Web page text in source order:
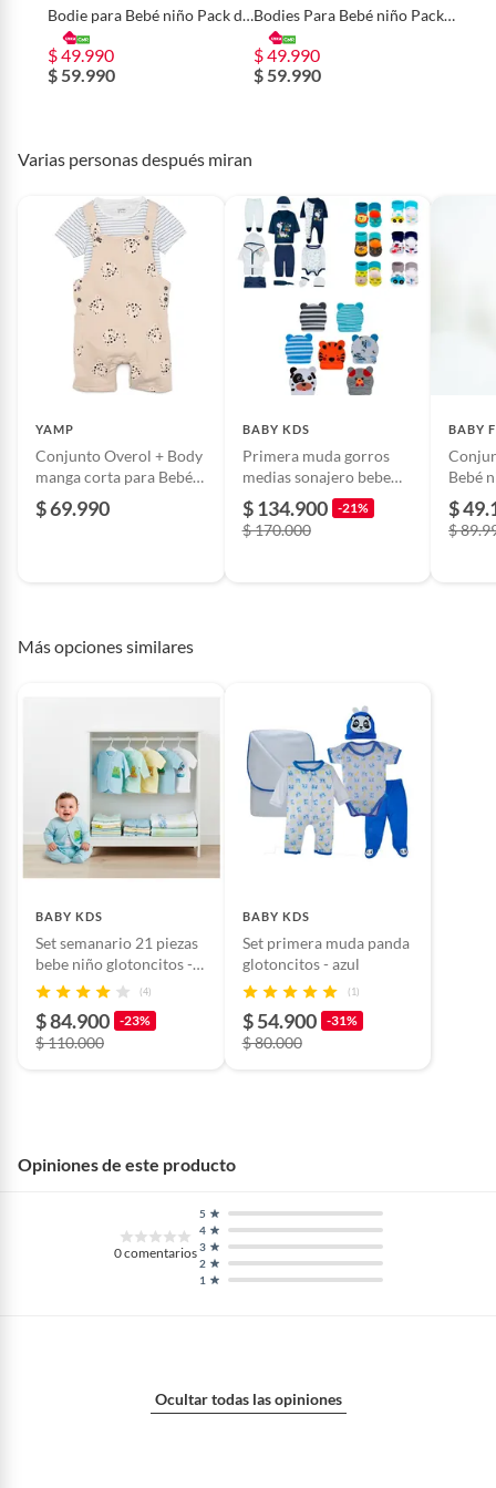
Bodie para Bebé niño Pack de
3 unidaes de Algodón Yamp
$ 49.990
$ 59.990
Bodies Para Bebé niño Pack
de 3 unidades de Algodón
Yamp
$ 49.990
$ 59.990
Varias personas después miran
YAMP
Conjunto Overol + Body
manga corta para Bebé
niño en Algodón Yamp
$ 69.990
BABY KDS
Primera muda gorros
medias sonajero bebe
niño glotoncito
$ 134.900 -21%
$ 170.000
BABY
Bebé
Baby
$
$
Más opciones similares
BABY KDS
Set semanario 21 piezas
bebe niño glotoncitos -
azul
(4)
$ 84.900 -23%
$ 110.000
BABY KDS
Set primera muda panda
glotoncitos - azul
(1)
$ 54.900 -31%
$ 80.000
Opiniones de este producto
0comentarios
1
2
3
4
5
Ocultar todas las opiniones